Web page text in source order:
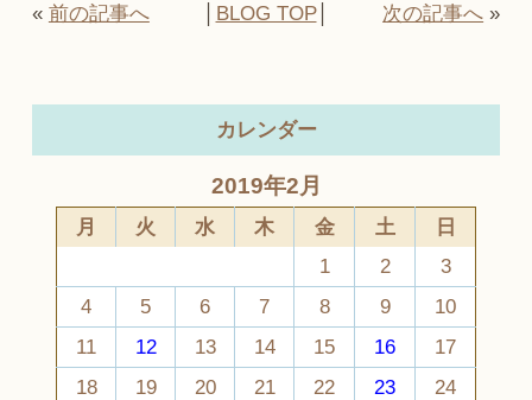
« 前の記事へ BLOG TOP│ 次の記事へ »
カレンダー
2019年2月
月 火 水 木 金 土
日
1
2
3
4
5 6 7 8 9
10
11
12 13 14 15 16
17
18
19 20 21 22 23
24